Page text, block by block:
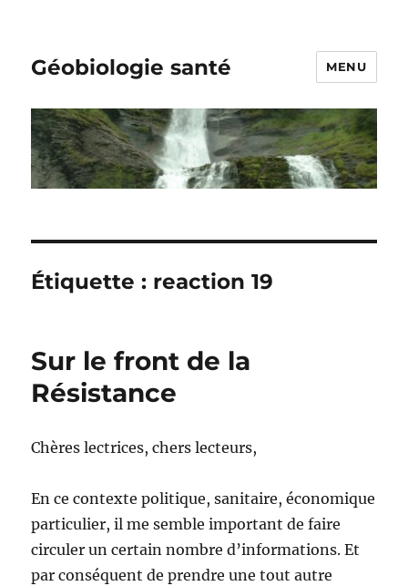
Géobiologie santé MENU
Étiquette : reaction 19
Sur le front de la
Résistance
Chères lectrices, chers lecteurs,
En ce contexte politique, sanitaire, économique
particulier, il me semble important de faire
circuler un certain nombre d’informations. Et
par conséquent de prendre une tout autre